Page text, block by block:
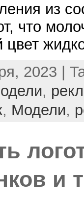
из
что
цвет
2023 |
,
, Модели,
и